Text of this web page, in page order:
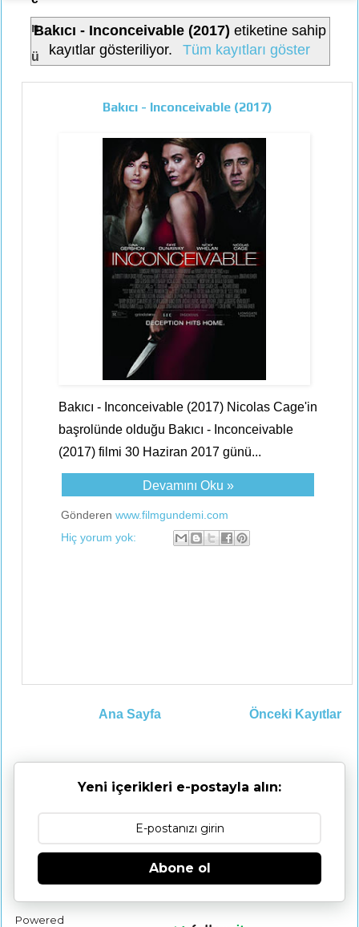
n
ü
Bakıcı - Inconceivable (2017) etiketine sahip
kayıtlar gösteriliyor.
Tüm kayıtları göster
Bakıcı - Inconceivable (2017)
Bakıcı - Inconceivable (2017) Nicolas Cage'in
başrolünde olduğu Bakıcı - Inconceivable
(2017) filmi 30 Haziran 2017 günü...
Devamını Oku »
Gönderen www.filmgundemi.com
Hiç yorum yok:
Önceki Kayıtlar
Ana Sayfa
Yeni içerikleri e-postayla alın:
Abone ol
Powered